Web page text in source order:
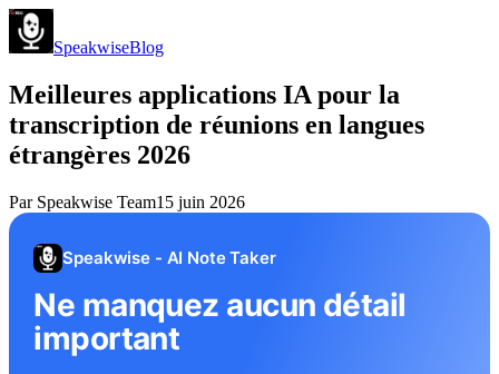
SpeakwiseBlog
Meilleures applications IA pour la
transcription de réunions en langues
étrangères 2026
Par Speakwise Team15 juin 2026
Speakwise - AI Note Taker
Ne manquez aucun détail
important